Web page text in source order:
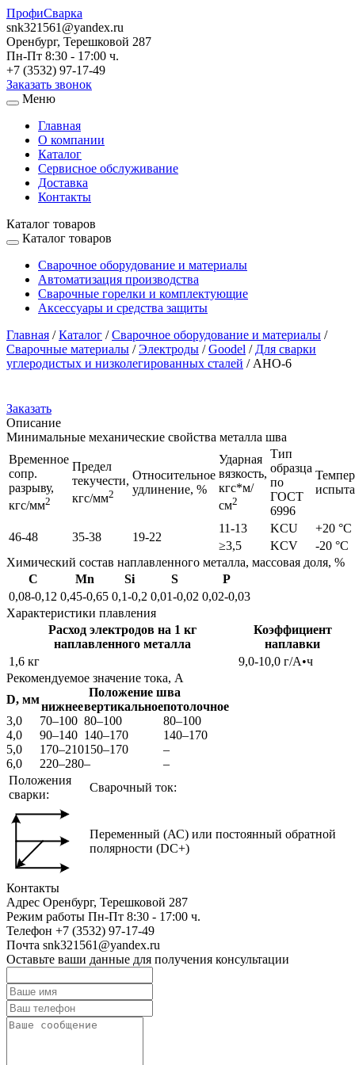
ПрофиСварка
snk321561@yandex.ru
Оренбург, Терешковой 287
Пн-Пт 8:30 - 17:00 ч.
+7 (3532) 97-17-49
Заказать звонок
Меню
Главная
О компании
Каталог
Сервисное обслуживание
Доставка
Контакты
Каталог товаров
Каталог товаров
Сварочное оборудование и материалы
Автоматизация производства
Сварочные горелки и комплектующие
Аксессуары и средства защиты
Главная /Каталог /Сварочное оборудование и материалы /
Сварочные материалы /Электроды /Goodel / Для сварки
углеродистых и низколегированных сталей / АНО-6
Заказать
Описание
Минимальные механические свойства металла шва
Временное
сопр.
разрыву,
кгс/мм2
Предел
текучести,
кгс/мм2
Относительное
удлинение, %
Ударная
вязкость,
кгс*м/
см2
Тип
образца
по
ГОСТ
6996
46-48 35-38 19-22
11-13 KCU
+20 °С
≥3,5
KCV
-20 °С
Химический состав наплавленного металла, массовая доля, %
C
Mn Si S
P
0,08-0,12 0,45-0,65 0,1-0,2 0,01-0,02 0,02-0,03
Характеристики плавления
Расход электродов на 1 кг
наплавленного металла
Коэффициент
наплавки
1,6 кг
9,0-10,0 г/А•ч
Рекомендуемое значение тока, А
D, мм
Положение шва
нижнеевертикальноепотолочное
3,0
70–100 80–100
80–100
4,0
90–140 140–170
140–170
5,0
170–210150–170
–
6,0
220–280–
–
Положения
сварки:
Сварочный ток:
Переменный (АС) или постоянный обратной
полярности (DC+)
Контакты
Адрес Оренбург, Терешковой 287
Режим работы Пн-Пт 8:30 - 17:00 ч.
Телефон +7 (3532) 97-17-49
Почта snk321561@yandex.ru
Оставьте ваши данные для получения консультации